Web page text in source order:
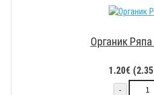
Органик
1.20€
-